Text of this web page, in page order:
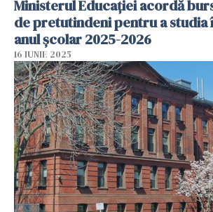
Ministerul Educației acordă
de pretutindeni pentru a studia
anul școlar 2025-2026
16 IUNIE 2025